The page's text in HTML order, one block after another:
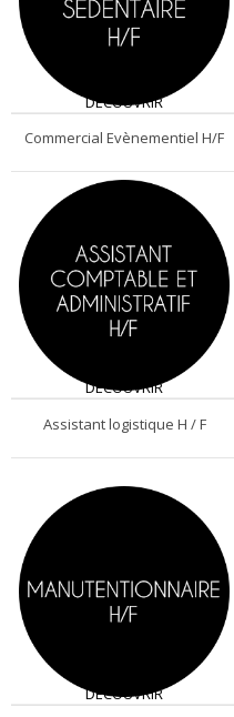
DÉCOUVRIR
Commercial Evènementiel H/F
DÉCOUVRIR
Assistant logistique H / F
DÉCOUVRIR